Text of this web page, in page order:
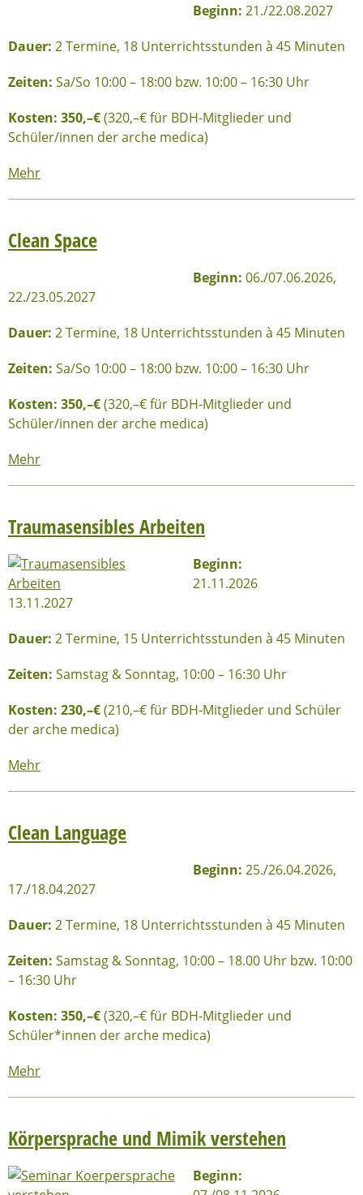
Beginn: 21./22.08.2027
Dauer: 2 Termine, 18 Unterrichtsstunden à 45 Minuten
Zeiten: Sa/So 10:00 – 18:00 bzw. 10:00 – 16:30 Uhr
Kosten: 350,–€(320,–€ für BDH-Mitglieder und
Schüler/innen der arche medica)
Mehr
Clean Space
Beginn: 06./07.06.2026,
22./23.05.2027
Dauer: 2 Termine, 18 Unterrichtsstunden à 45 Minuten
Zeiten: Sa/So 10:00 – 18:00 bzw. 10:00 – 16:30 Uhr
Kosten: 350,–€(320,–€ für BDH-Mitglieder und
Schüler/innen der arche medica)
Mehr
Traumasensibles Arbeiten
Beginn:
21.11.2026
13.11.2027
Dauer: 2 Termine, 15 Unterrichtsstunden à 45 Minuten
Zeiten: Samstag & Sonntag, 10:00 – 16:30 Uhr
Kosten: 230,–€(210,–€ für BDH-Mitglieder und Schüler
der arche medica)
Mehr
Clean Language
Beginn: 25./26.04.2026,
17./18.04.2027
Dauer: 2 Termine, 18 Unterrichtsstunden à 45 Minuten
Zeiten: Samstag & Sonntag, 10:00 – 18.00 Uhr bzw. 10:00
– 16:30 Uhr
Kosten: 350,–€(320,–€ für BDH-Mitglieder und
Schüler*innen der arche medica)
Mehr
Körpersprache und Mimik verstehen
Beginn: